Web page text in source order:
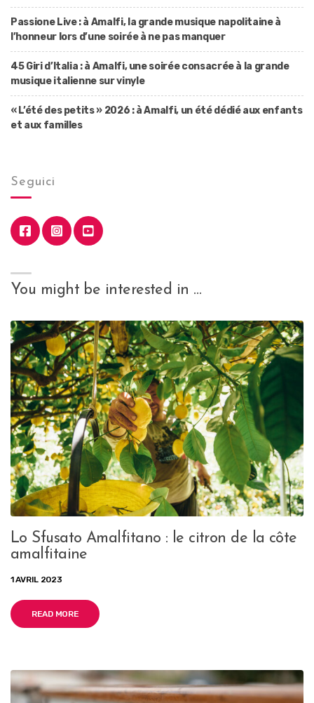
Passione Live : à Amalfi, la grande musique napolitaine à
l’honneur lors d’une soirée à ne pas manquer
45 Giri d’Italia : à Amalfi, une soirée consacrée à la grande
musique italienne sur vinyle
« L’été des petits » 2026 : à Amalfi, un été dédié aux enfants
et aux familles
Seguici
You might be interested in …
Lo Sfusato Amalfitano : le citron de la côte
amalfitaine
1 AVRIL 2023
READ MORE